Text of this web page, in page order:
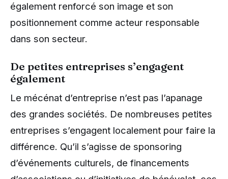
également renforcé son image et son
positionnement comme acteur responsable
dans son secteur.
De petites entreprises s’engagent
également
Le mécénat d’entreprise n’est pas l’apanage
des grandes sociétés. De nombreuses petites
entreprises s’engagent localement pour faire la
différence. Qu’il s’agisse de sponsoring
d’événements culturels, de financements